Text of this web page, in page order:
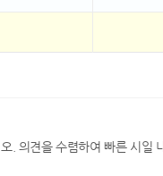
. 의견을 수렴하여 빠른 시일